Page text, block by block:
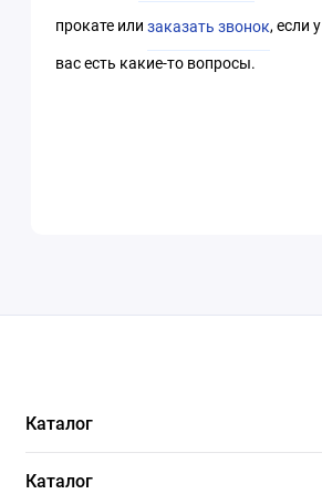
прокате илизаказать звонок, если у
вас есть какие-то вопросы.
Каталог
Каталог